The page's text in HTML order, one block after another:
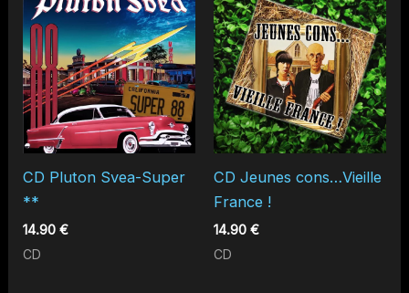
CD Pluton Svea-Super
**
14.90€
CD
CD Jeunes cons…Vieille
France !
14.90 €
CD